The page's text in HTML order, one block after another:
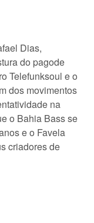
Dias,
do pagode
Telefunksoul e o
dos movimentos
na
o Bahia Bass se
e o Favela
criadores de